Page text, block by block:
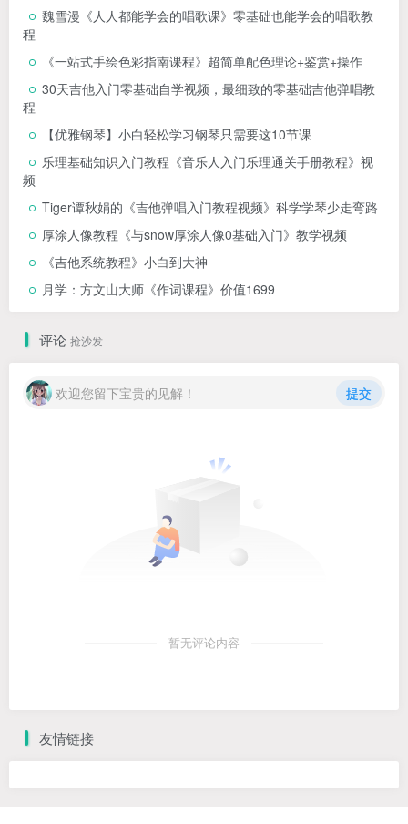
魏雪漫《人人都能学会的唱歌课》零基础也能学会的唱歌教
程
《一站式手绘色彩指南课程》超简单配色理论+鉴赏+操作
30天吉他入门零基础自学视频，最细致的零基础吉他弹唱教
程
【优雅钢琴】小白轻松学习钢琴只需要这10节课
乐理基础知识入门教程《音乐人入门乐理通关手册教程》视
频
Tiger谭秋娟的《吉他弹唱入门教程视频》科学学琴少走弯路
厚涂人像教程《与snow厚涂人像0基础入门》教学视频
《吉他系统教程》小白到大神
月学：方文山大师《作词课程》价值1699
评论 抢沙发
欢迎您留下宝贵的见解！ 提交
暂无评论内容
友情链接